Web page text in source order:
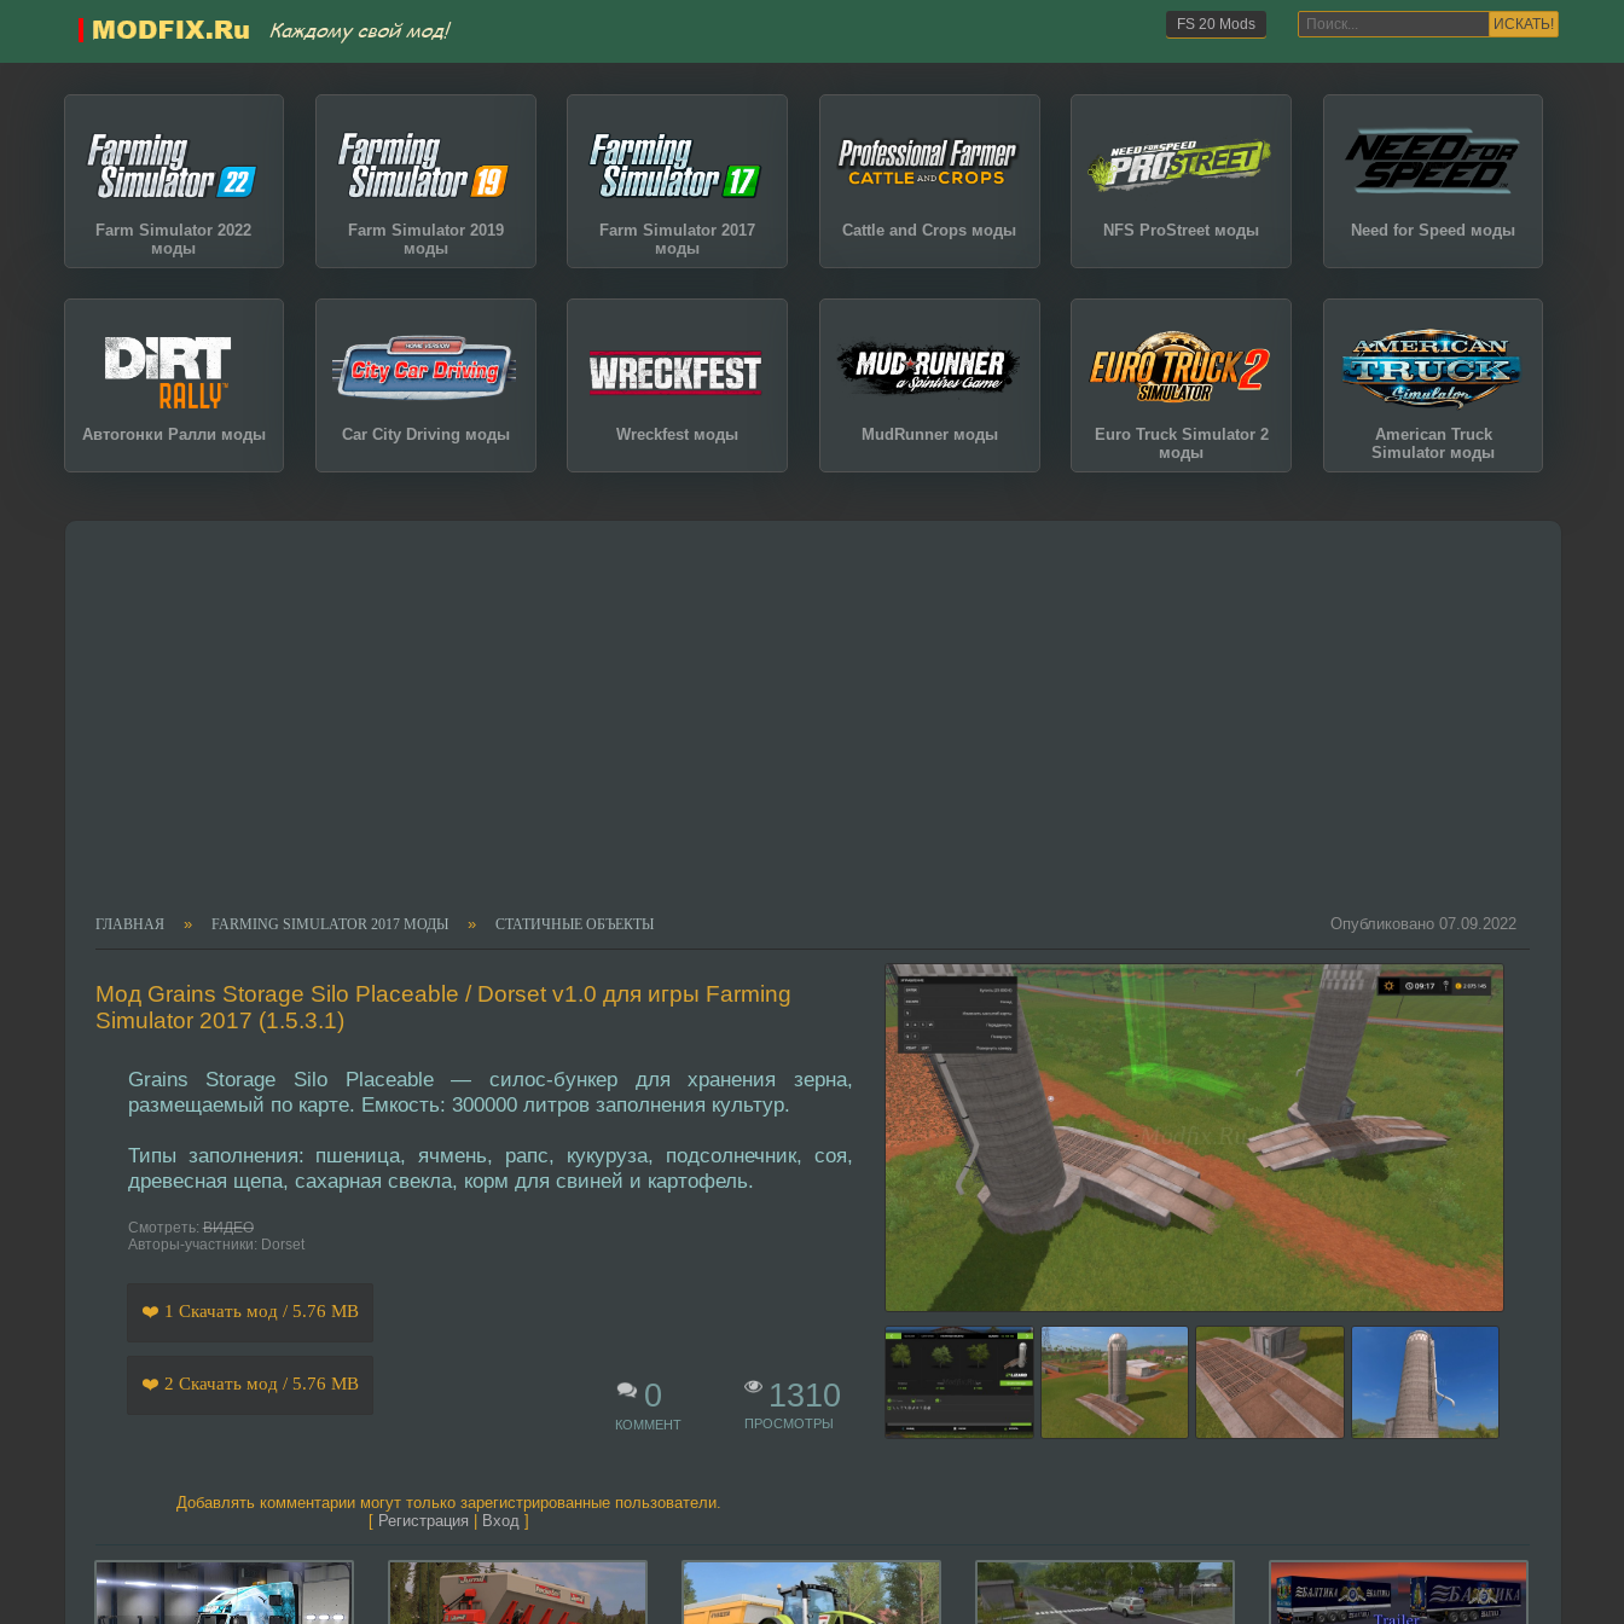
ИСКАТЬ!
FS 20 Mods
Farm Simulator 2022
моды
Farm Simulator 2019
моды
Farm Simulator 2017
моды
Cattle and Crops моды NFS ProStreet моды Need for Speed моды
Автогонки Ралли моды Car City Driving моды Wreckfest моды MudRunner моды
Euro Truck Simulator 2
моды
American Truck
Simulator моды
ГЛАВНАЯ » FARMING SIMULATOR 2017 МОДЫ » СТАТИЧНЫЕ ОБЪЕКТЫ Опубликовано 07.09.2022
Мод Grains Storage Silo Placeable / Dorset v1.0 для игры Farming
Simulator 2017 (1.5.3.1)
Grains Storage Silo Placeable — силос-бункер для хранения зерна,
размещаемый по карте. Емкость: 300000 литров заполнения культур.
Типы заполнения: пшеница, ячмень, рапс, кукуруза, подсолнечник, соя,
древесная щепа, сахарная свекла, корм для свиней и картофель.
Смотреть: ВИДЕО
Авторы-участники: Dorset
❤️ 1 Скачать мод / 5.76 MB
❤️ 2 Скачать мод / 5.76 MB 0
КОММЕНТ
1310
ПРОСМОТРЫ
Добавлять комментарии могут только зарегистрированные пользователи.
[ Регистрация Вход ]